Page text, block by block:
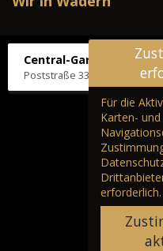
Central-Garage H.
Poststraße 33, 66687 Wadern
Für die
Karten- und
erforderlich.